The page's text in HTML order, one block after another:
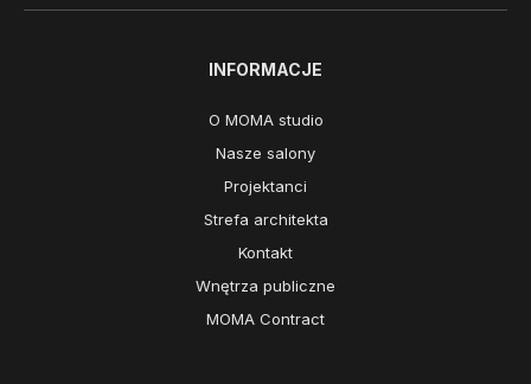
INFORMACJE
O MOMA studio
Nasze salony
Projektanci
Strefa architekta
Kontakt
Wnętrza publiczne
MOMA Contract